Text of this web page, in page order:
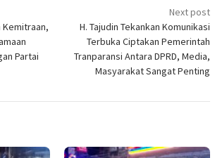
Partai
Next post
H. Tajudin Tekankan Komunikasi
Terbuka Ciptakan Pemerintah
Tranparansi Antara DPRD, Media,
Masyarakat Sangat Penting